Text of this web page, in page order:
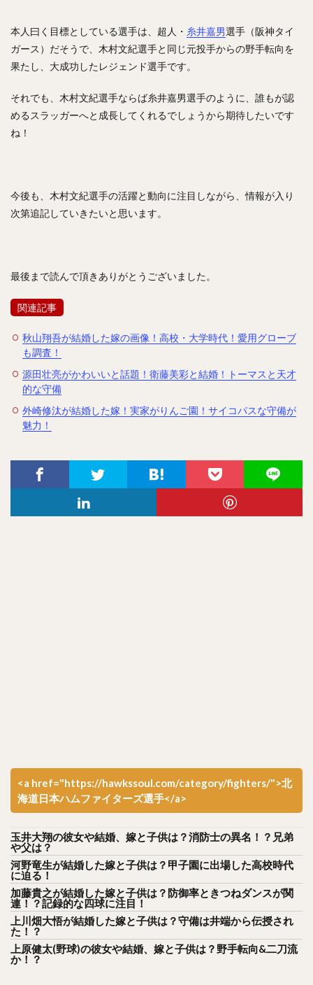
本人曰く目標としている選手は、超人・ 糸井嘉男選手（阪神タイ
ガース）だそうで、木村文紀選手と同じ元投手からの野手転向を
果たし、大成功したレジェンド選手です。
それでも、木村文紀選手ならば糸井嘉男選手のように、誰もが認
めるスラッガーへと成長してくれるでしょうから期待したいです
ね！
今後も、木村文紀選手の活躍と動向に注目しながら、情報が入り
次第追記していきたいと思います。
最後まで読んで頂きありがとうございました。
関連記事
秋山翔吾が結婚した嫁の画像！高校・大学時代！愛用グローブ
も調査！
源田壮亮がかわいいと話題！衛藤美彩と結婚！トーマスと天才
的な守備
外崎修汰が結婚した嫁！実家がりんご園！サイコパスな守備が
魅力！
<a href="https://hawkssoul.com/category/fighters/">北
海道日本ハムファイターズ選手</a>
玉井大翔の彼女や結婚、嫁と子供は？消防士の異名！？兄弟
や父は？
河野竜生が結婚した嫁と子供は？甲子園に出場した高校時代
に迫る！
加藤貴之が結婚した嫁と子供は？防御率ときつねダンスが関
連！？記録的な四球に注目！
上川畑大悟が結婚した嫁と子供は？守備は井端から伝授され
た！？
上原健太(野球)の彼女や結婚、嫁と子供は？野手転向&二刀流
か！？